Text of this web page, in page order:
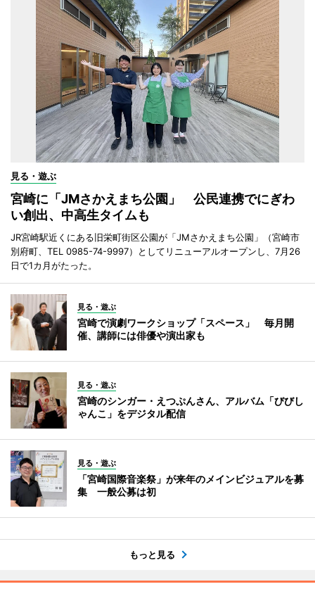
見る・遊ぶ
宮崎に「JMさかえまち公園」 公民連携でにぎわ
い創出、中高生タイムも
JR宮崎駅近くにある旧栄町街区公園が「JMさかえまち公園」（宮崎市
別府町、TEL 0985-74-9997）としてリニューアルオープンし、7月26
日で1カ月がたった。
見る・遊ぶ
宮崎で演劇ワークショップ「スペース」 毎月開
催、講師には俳優や演出家も
見る・遊ぶ
宮崎のシンガー・えつぷんさん、アルバム「びびし
ゃんこ」をデジタル配信
見る・遊ぶ
「宮崎国際音楽祭」が来年のメインビジュアルを募
集 一般公募は初
もっと見る